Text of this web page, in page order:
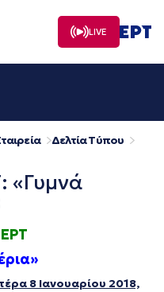
LIVE
Δελτία Τύπου
«Γυμνά
8 Ιανουαρίου 2018,